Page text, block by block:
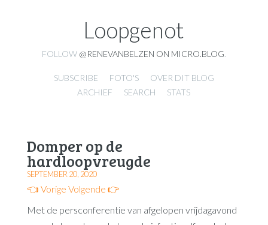
Loopgenot
FOLLOW @RENEVANBELZEN ON MICRO.BLOG
SUBSCRIBE FOTO'S
OVER DIT BLOG
ARCHIEF
SEARCH STATS
Domper op de
hardloopvreugde
SEPTEMBER 20, 2020
👈 Vorige Volgende 👉
Met de persconferentie van afgelopen vrijdagavond